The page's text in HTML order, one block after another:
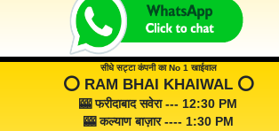
सीधे सट्टा कंपनी का No 1 खाईवाल
⭕️ RAM BHAI KHAIWAL ⭕️
🎰 फरीदाबाद सवेरा --- 12:30 PM
🎰 कल्याण बाज़ार ---- 1:30 PM